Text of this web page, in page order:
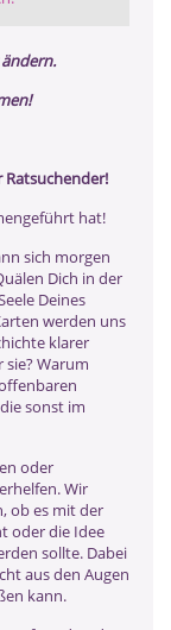
Ratsuchender!
hat!
sich morgen
Dich in der
Deines
werden uns
klarer
Warum
sonst im
oder
Wir
ob es mit der
oder die Idee
sollte. Dabei
aus den Augen
kann.